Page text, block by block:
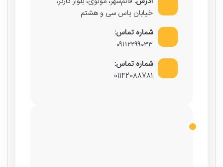
خیابان یاس سی و هشتم
شماره تماس:
۰۹۱۱۲۲۹۹۰۳۳
شماره تماس:
01142088781